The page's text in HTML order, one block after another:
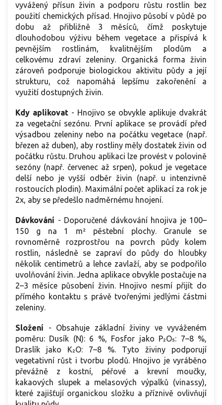
vyvážený přísun živin a podporu růstu rostlin bez
použití chemických přísad. Hnojivo působí v půdě po
dobu až přibližně 3 měsíců, čímž poskytuje
dlouhodobou výživu během vegetace a přispívá k
pevnějším rostlinám, kvalitnějším plodům a
celkovému zdraví zeleniny. Organická forma živin
zároveň podporuje biologickou aktivitu půdy a její
strukturu, což napomáhá lepšímu zakořenění a
využití dostupných živin.
Kdy aplikovat- Hnojivo se obvykle aplikuje dvakrát
za vegetační sezónu. První aplikace se provádí před
výsadbou zeleniny nebo na počátku vegetace (např.
březen až duben), aby rostliny měly dostatek živin od
počátku růstu. Druhou aplikaci lze provést v polovině
sezóny (např. červenec až srpen), pokud je vegetace
delší nebo je vyšší odběr živin (např. u intenzivně
rostoucích plodin). Maximální počet aplikací za rok je
2x, aby se předešlo nadměrnému hnojení.
Dávkování - Doporučené dávkování hnojiva je 100–
150 g na 1 m² pěstební plochy. Granule se
rovnoměrně rozprostřou na povrch půdy kolem
rostlin, následně se zapraví do půdy do hloubky
několik centimetrů a lehce zavlaží, aby se podpořilo
uvolňování živin. Jedna aplikace obvykle postačuje na
2–3 měsíce působení živin. Hnojivo nesmí přijít do
přímého kontaktu s právě tvořenými jedlými částmi
zeleniny.
Složení - Obsahuje základní živiny ve vyváženém
poměru: Dusík (N): 6 %, Fosfor jako P₂O₅: 7–8 %,
Draslík jako K₂O: 7–8 %. Tyto živiny podporují
vegetativní růst i tvorbu plodů. Hnojivo je vyráběno
převážně z kostní, péřové a krevní moučky,
kakaových slupek a melasových výpalků (vinassy),
které zajišťují organickou složku a příznivě ovlivňují